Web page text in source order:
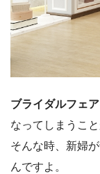
ブライダルフェア
なってしまうこ
そんな時、新婦
んですよ。